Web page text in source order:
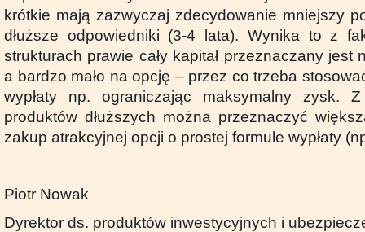
krótkie mają zazwyczaj zdecydowanie mniejszy
dłuższe odpowiedniki (3-4 lata). Wynika to z
strukturach prawie cały kapitał przeznaczany jest
a bardzo mało na opcję – przez co trzeba
wypłaty np. ograniczając maksymalny zysk.
produktów dłuższych można przeznaczyć
zakup atrakcyjnej opcji o prostej formule wypłaty
Piotr Nowak
Dyrektor ds. produktów inwestycyjnych i